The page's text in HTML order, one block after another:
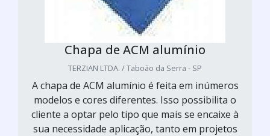
Chapa de ACM alumínio
TERZIAN LTDA. / Taboão da Serra - SP
A chapa de ACM alumínio é feita em inúmeros
modelos e cores diferentes. Isso possibilita o
cliente a optar pelo tipo que mais se encaixe à
sua necessidade aplicação, tanto em projetos